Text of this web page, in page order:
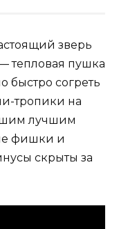
зверь
тепловая пушка
быстро согреть
тропики на
лучшим
фишки и
скрыты за